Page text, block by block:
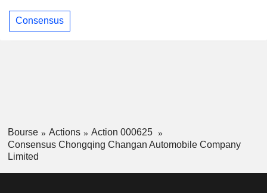
Consensus
Bourse Actions
Action 000625
Consensus Chongqing Changan Automobile Company
Limited